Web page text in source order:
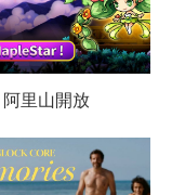
里山開放